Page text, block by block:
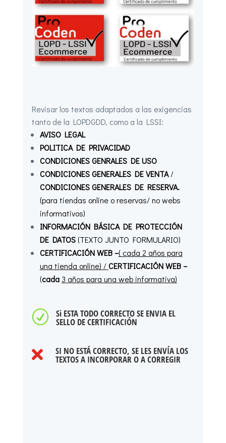
Revisar los textos adaptados a las exigencias
tanto de la LOPDGDD, como a la LSSI:
AVISO LEGAL
POLITICA DE PRIVACIDAD
CONDICIONES GENRALES DE USO
CONDICIONES GENERALES DE VENTA/
CONDICIONES GENERALES DE RESERVA.
(para tiendas online o reservas/ no webs
informativos)
INFORMACIÓN BÁSICA DE PROTECCIÓN
DE DATOS(TEXTO JUNTO FORMULARIO)
CERTIFICACIÓN WEB –( cada 2 años para
una tienda online) /CERTIFICACIÓN WEB –
(cada 3 años para una web informativa)
R Si ESTA TODO CORRECTO SE ENVIA EL
SELLO DE CERTIFICACIÓN
 SI NO ESTÁ CORRECTO, SE LES ENVÍA LOS
TEXTOS A INCORPORAR O A CORREGIR